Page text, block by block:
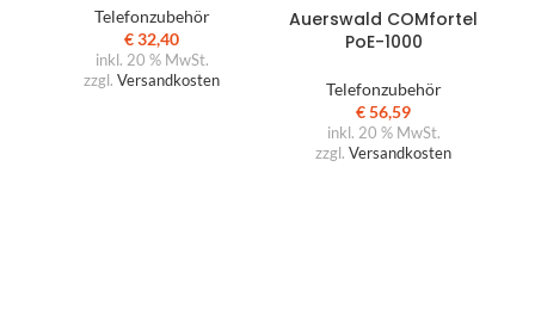
210/D-400)
Telefonzubehör
€32,40
inkl. 20 % MwSt.
zzgl. Versandkosten
Auerswald COMfortel
PoE-1000
Telefonzubehör
€56,59
inkl. 20 % MwSt.
zzgl. Versandkosten